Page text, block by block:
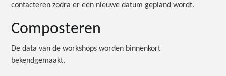
contacteren zodra er een nieuwe datum gepland wordt.
Composteren
De data van de workshops worden binnenkort
bekendgemaakt.